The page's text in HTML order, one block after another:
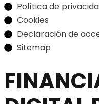
Política de
Cookies
Declaración de
Sitemap